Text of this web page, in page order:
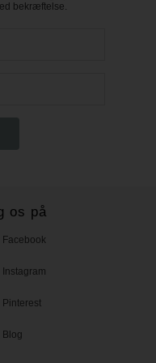
bekræftelse.
os på
Facebook
Instagram
Pinterest
Blog